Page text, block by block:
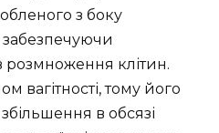
з боку
розмноження клітин.
вагітності, тому його
в обсязі